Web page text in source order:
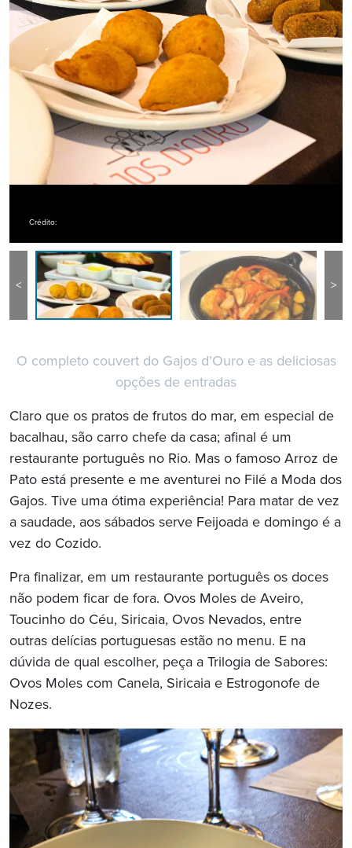
Crédito:
< >
O completo couvert do Gajos d’Ouro e as deliciosas
opções de entradas
Claro que os pratos de frutos do mar, em especial de
bacalhau, são carro chefe da casa; afinal é um
restaurante português no Rio. Mas o famoso Arroz de
Pato está presente e me aventurei no Filé a Moda dos
Gajos. Tive uma ótima experiência! Para matar de vez
a saudade, aos sábados serve Feijoada e domingo é a
vez do Cozido.
Pra finalizar, em um restaurante português os doces
não podem ficar de fora. Ovos Moles de Aveiro,
Toucinho do Céu, Siricaia, Ovos Nevados, entre
outras delícias portuguesas estão no menu. E na
dúvida de qual escolher, peça a Trilogia de Sabores:
Ovos Moles com Canela, Siricaia e Estrogonofe de
Nozes.